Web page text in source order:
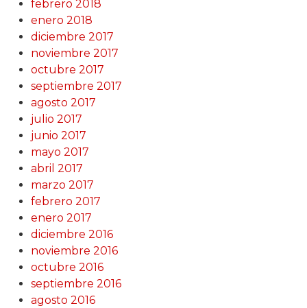
febrero 2018
enero 2018
diciembre 2017
noviembre 2017
octubre 2017
septiembre 2017
agosto 2017
julio 2017
junio 2017
mayo 2017
abril 2017
marzo 2017
febrero 2017
enero 2017
diciembre 2016
noviembre 2016
octubre 2016
septiembre 2016
agosto 2016